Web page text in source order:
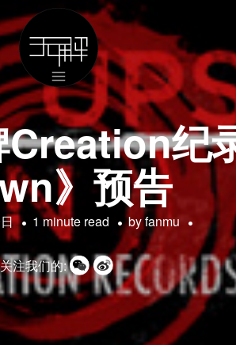
Creation纪
》预告
1 minute read byfanmu
关注我们的: